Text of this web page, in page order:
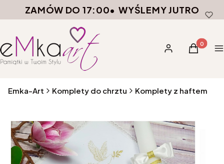
ZAMÓW DO 17:00• WYŚLEMY JUTRO
Zaloguj sięProdukty
Koszyk
Emka-Art Komplety do chrztu Komplety z haftem